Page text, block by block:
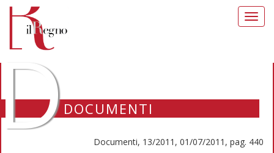
DOCUMENTI
Documenti, 13/2011, 01/07/2011, pag. 440